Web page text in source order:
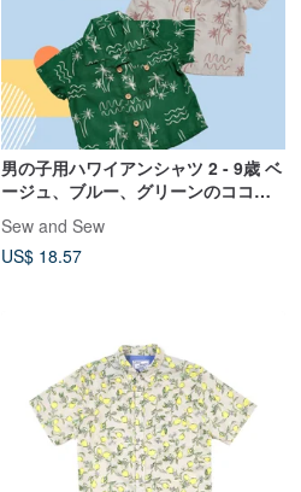
男の子用ハワイアンシャツ 2 - 9歳 ベ
ージュ、ブルー、グリーンのココナ
ッツツリープリント
Sew and Sew
US$ 18.57